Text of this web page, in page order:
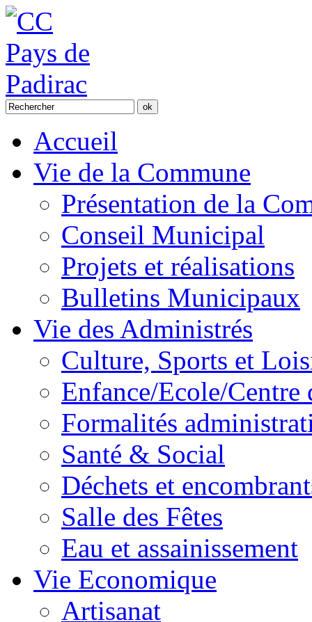
Accueil
Vie de la Commune
Présentation de la
Conseil Municipal
Projets et réalisations
Bulletins Municipaux
Vie des Administrés
Culture, Sports et
Enfance/Ecole/Centre
Formalités
Santé & Social
Déchets et
Salle des Fêtes
Eau et assainissement
Vie Economique
Artisanat